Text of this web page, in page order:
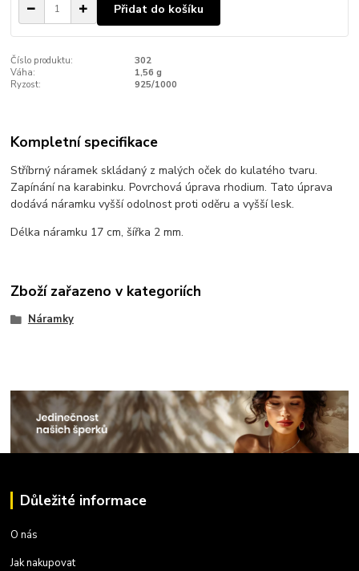
Přidat do košíku
Číslo produktu:
302
Váha:
1,56 g
Ryzost:
925/1000
Kompletní specifikace
Stříbrný náramek skládaný z malých oček do kulatého tvaru.
Zapínání na karabinku. Povrchová úprava rhodium. Tato úprava
dodává náramku vyšší odolnost proti oděru a vyšší lesk.
Délka náramku 17 cm, šířka 2 mm.
Zboží zařazeno v kategoriích
Náramky
Důležité informace
O nás
Jak nakupovat